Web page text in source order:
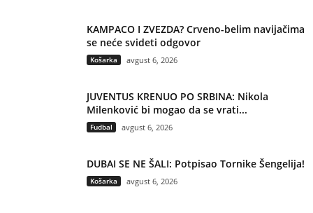
KAMPACO I ZVEZDA? Crveno-belim navijačima
se neće svideti odgovor
Košarka avgust 6, 2026
JUVENTUS KRENUO PO SRBINA: Nikola
Milenković bi mogao da se vrati...
Fudbal avgust 6, 2026
DUBAI SE NE ŠALI: Potpisao Tornike Šengelija!
Košarka avgust 6, 2026